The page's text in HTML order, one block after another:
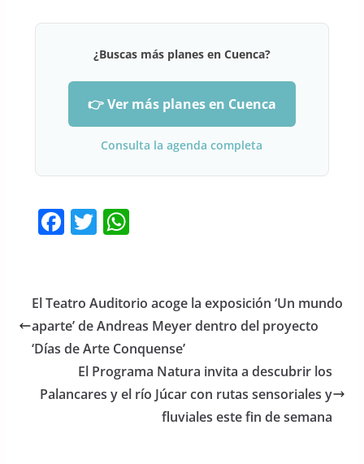
¿Buscas más planes en Cuenca?
👉 Ver más planes en Cuenca
Consulta la agenda completa
F
e
b
o
o
k
T
er
W
s
A
p
p
El Teatro Auditorio acoge la exposición ‘Un mundo
aparte’ de Andreas Meyer dentro del proyecto
‘Días de Arte Conquense’
El Programa Natura invita a descubrir los
Palancares y el río Júcar con rutas sensoriales y
fluviales este fin de semana